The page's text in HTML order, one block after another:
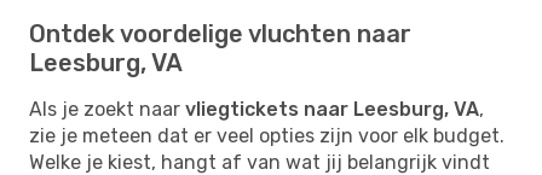
Ontdek voordelige vluchten naar
Leesburg, VA
Als je zoekt naar vliegtickets naar Leesburg, VA,
zie je meteen dat er veel opties zijn voor elk budget.
Welke je kiest, hangt af van wat jij belangrijk vindt